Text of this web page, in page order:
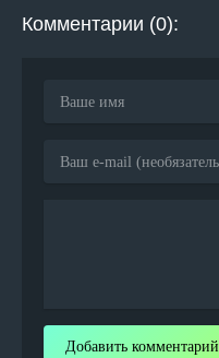
Комментарии (0):
Добавить комментарий